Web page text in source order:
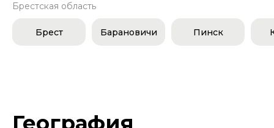
Брестская область
Брест Барановичи Пинск